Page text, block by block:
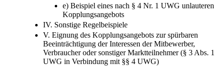
e) Beispiel eines nach § 4 Nr. 1 UWG unlauteren
Kopplungsangebots
IV. Sonstige Regelbeispiele
V. Eignung des Kopplungsangebots zur spürbaren
Beeinträchtigung der Interessen der Mitbewerber,
Verbraucher oder sonstiger Marktteilnehmer (§ 3 Abs. 1
UWG in Verbindung mit §§ 4 UWG)